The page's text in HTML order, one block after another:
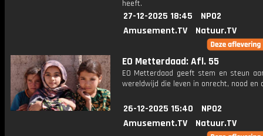
heeft.
27-12-2025 18:45
NPO2
Amusement.TV
Natuur.TV
EO Metterdaad: Afl. 55
EO Metterdaad geeft stem en steun
wereldwijd die leven in onrecht, nood en
26-12-2025 15:40
NPO2
Amusement.TV
Natuur.TV